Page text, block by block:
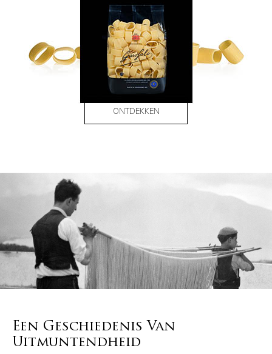
ONTDEKKEN
Een Geschiedenis Van
Uitmuntendheid